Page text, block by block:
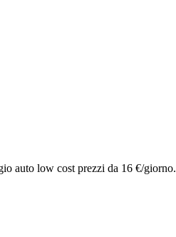
auto low cost prezzi da 16 €/giorno.